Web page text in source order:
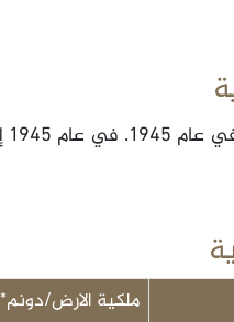
43 طالب
ملكية الارض/دونم*